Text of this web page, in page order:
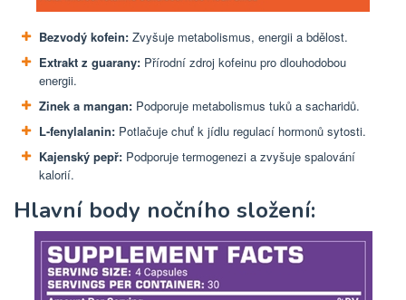
Bezvodý kofein: Zvyšuje metabolismus, energii a bdělost.
Extrakt z guarany: Přírodní zdroj kofeinu pro dlouhodobou
energii.
Zinek a mangan: Podporuje metabolismus tuků a sacharidů.
L-fenylalanin: Potlačuje chuť k jídlu regulací hormonů sytosti.
Kajenský pepř: Podporuje termogenezi a zvyšuje spalování
kalorií.
Hlavní body nočního složení: